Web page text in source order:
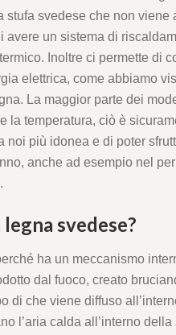
svedese che non viene
avere un sistema di
Inoltre ci permette di
elettrica, come abbiamo
La maggior parte dei
la temperatura, ciò è
noi più idonea e di poter
anche ad esempio nel
svedese?
ha un meccanismo
dal fuoco, creato
di che viene diffuso
l’aria calda all’interno